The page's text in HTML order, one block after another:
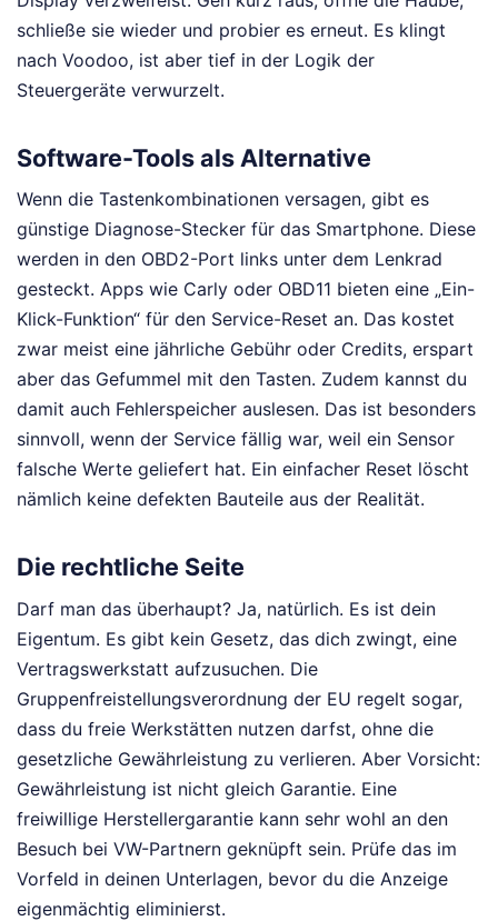
schließe sie wieder und probier es erneut. Es klingt
nach Voodoo, ist aber tief in der Logik der
Steuergeräte verwurzelt.
Software-Tools als Alternative
Wenn die Tastenkombinationen versagen, gibt es
günstige Diagnose-Stecker für das Smartphone. Diese
werden in den OBD2-Port links unter dem Lenkrad
gesteckt. Apps wie Carly oder OBD11 bieten eine „Ein-
Klick-Funktion“ für den Service-Reset an. Das kostet
zwar meist eine jährliche Gebühr oder Credits, erspart
aber das Gefummel mit den Tasten. Zudem kannst du
damit auch Fehlerspeicher auslesen. Das ist besonders
sinnvoll, wenn der Service fällig war, weil ein Sensor
falsche Werte geliefert hat. Ein einfacher Reset löscht
nämlich keine defekten Bauteile aus der Realität.
Die rechtliche Seite
Darf man das überhaupt? Ja, natürlich. Es ist dein
Eigentum. Es gibt kein Gesetz, das dich zwingt, eine
Vertragswerkstatt aufzusuchen. Die
Gruppenfreistellungsverordnung der EU regelt sogar,
dass du freie Werkstätten nutzen darfst, ohne die
gesetzliche Gewährleistung zu verlieren. Aber Vorsicht:
Gewährleistung ist nicht gleich Garantie. Eine
freiwillige Herstellergarantie kann sehr wohl an den
Besuch bei VW-Partnern geknüpft sein. Prüfe das im
Vorfeld in deinen Unterlagen, bevor du die Anzeige
eigenmächtig eliminierst.